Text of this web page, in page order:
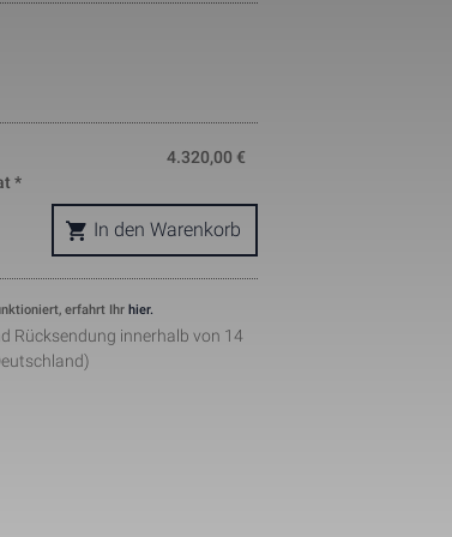
4.320,00 €
*
In den Warenkorb
erfahrt Ihr hier.
Rücksendung innerhalb von 14